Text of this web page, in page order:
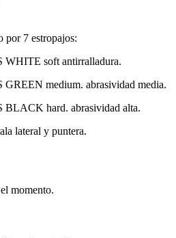
por 7 estropajos:
WHITE soft antirralladura.
GREEN medium. abrasividad media.
BLACK hard. abrasividad alta.
lateral y puntera.
momento.